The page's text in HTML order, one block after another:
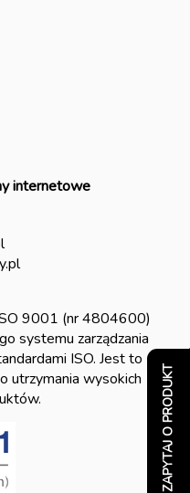
ZAPYTAJ O PRODUKT
internetowe
9001 (nr 4804600)
systemu zarządzania
ISO. Jest to
utrzymania wysokich